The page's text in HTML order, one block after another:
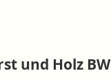
und Holz BW